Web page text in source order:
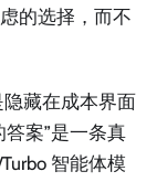
的选择，而不
隐藏在成本界面
案”是一条真
智能体模